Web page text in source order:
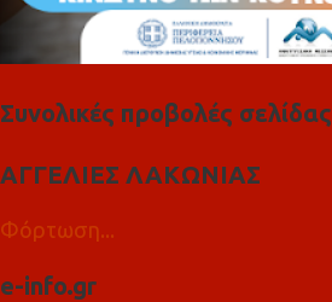
Συνολικές προβολές σελίδας
ΑΓΓΕΛΙΕΣ ΛΑΚΩΝΙΑΣ
Φόρτωση...
e-info.gr